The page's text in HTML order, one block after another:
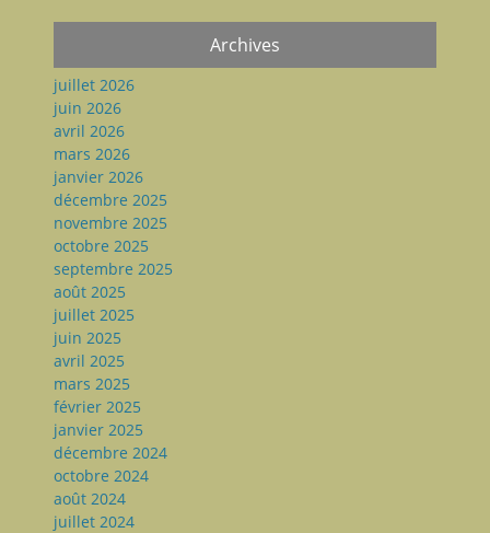
Archives
juillet 2026
juin 2026
avril 2026
mars 2026
janvier 2026
décembre 2025
novembre 2025
octobre 2025
septembre 2025
août 2025
juillet 2025
juin 2025
avril 2025
mars 2025
février 2025
janvier 2025
décembre 2024
octobre 2024
août 2024
juillet 2024